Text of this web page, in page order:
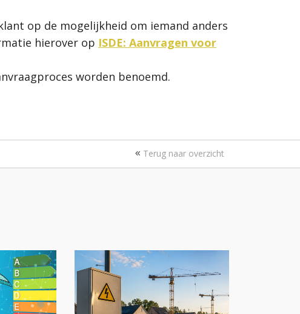
op de mogelijkheid om iemand anders
hierover op ISDE: Aanvragen voor
worden benoemd.
Terug naar overzicht